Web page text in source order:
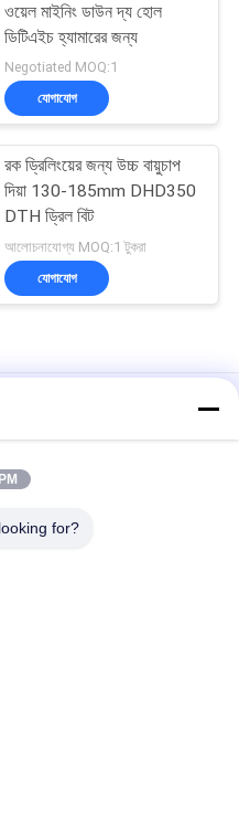
ওয়েল মাইনিং ডাউন দ্য হোল
ডিটিএইচ হ্যামারের জন্য
Negotiated MOQ:1
যোগাযোগ
রক ড্রিলিংয়ের জন্য উচ্চ বায়ুচাপ
দিয়া 130-185mm DHD350
DTH ড্রিল বিট
আলোচনাযোগ্য MOQ:1 টুকরা
যোগাযোগ
মাইনিং এবং জল ভাল ড্রিলিং জন্য
ড্রিলিংয়ের জন্য QL50A-197mm
for?